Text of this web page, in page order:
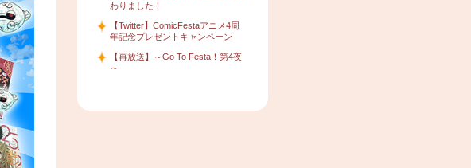
わりました！
【Twitter】ComicFestaアニメ4周
年記念プレゼントキャンペーン
【再放送】～Go To Festa！第4夜
～